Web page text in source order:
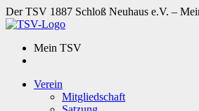
Der TSV 1887 Schloß Neuhaus e.V. –
Mein TSV
Verein
Mitgliedschaft